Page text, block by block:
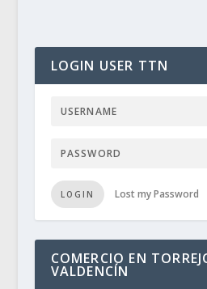
LOGIN USER TTN
LOGIN Lost my Password
COMERCIO EN
VALDENCÍN